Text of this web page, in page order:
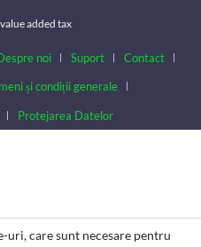
added tax
noi Suport
Contact
și condiții generale
Protejarea Datelor
uri, care sunt necesare pentru